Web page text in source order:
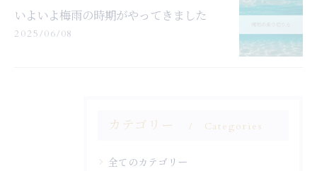
いよいよ梅雨の時期がやってきました
2025/06/08
カテゴリー Categories
全てのカテゴリー